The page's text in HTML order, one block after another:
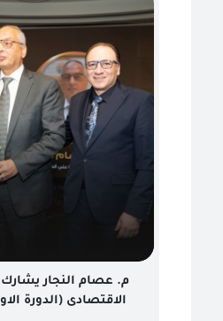
م. عصام النجار يشارك
الاقتصادى (الدورة